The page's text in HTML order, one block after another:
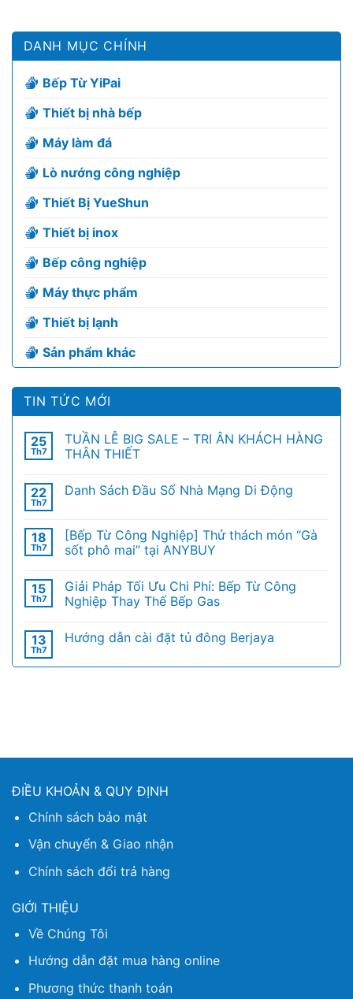
DANH MỤC CHÍNH
Bếp Từ YiPai
Thiết bị nhà bếp
Máy làm đá
Lò nướng công nghiệp
Thiết Bị YueShun
Thiết bị inox
Bếp công nghiệp
Máy thực phẩm
Thiết bị lạnh
Sản phẩm khác
TIN TỨC MỚI
25
Th7
TUẦN LỄ BIG SALE – TRI ÂN KHÁCH HÀNG
THÂN THIẾT
22
Th7
Danh Sách Đầu Số Nhà Mạng Di Động
18
Th7
[Bếp Từ Công Nghiệp] Thử thách món “Gà
sốt phô mai” tại ANYBUY
15
Th7
Giải Pháp Tối Ưu Chi Phí: Bếp Từ Công
Nghiệp Thay Thế Bếp Gas
13
Th7
Hướng dẫn cài đặt tủ đông Berjaya
ĐIỀU KHOẢN & QUY ĐỊNH
Chính sách bảo mật
Vận chuyển & Giao nhận
Chính sách đổi trả hàng
GIỚI THIỆU
Về Chúng Tôi
Hướng dẫn đặt mua hàng online
Phương thức thanh toán